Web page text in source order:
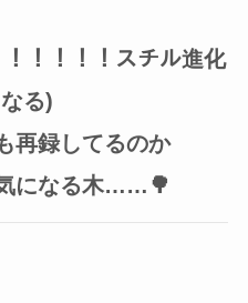
！！！！スチル進化
る)
録してるのか
になる木……🌳